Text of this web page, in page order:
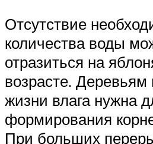
Отсутствие
количества воды
отразиться на
возрасте. Деревьям
жизни влага нужна
формирования
При больших